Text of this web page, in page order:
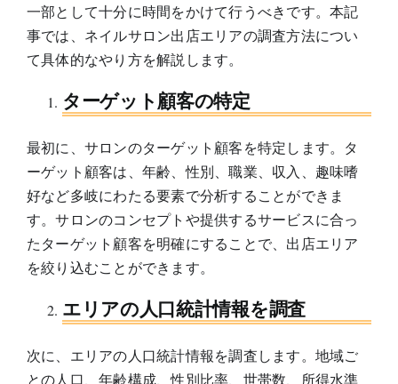
一部として十分に時間をかけて行うべきです。本記
事では、ネイルサロン出店エリアの調査方法につい
て具体的なやり方を解説します。
ターゲット顧客の特定
最初に、サロンのターゲット顧客を特定します。タ
ーゲット顧客は、年齢、性別、職業、収入、趣味嗜
好など多岐にわたる要素で分析することができま
す。サロンのコンセプトや提供するサービスに合っ
たターゲット顧客を明確にすることで、出店エリア
を絞り込むことができます。
エリアの人口統計情報を調査
次に、エリアの人口統計情報を調査します。地域ご
との人口、年齢構成、性別比率、世帯数、所得水準